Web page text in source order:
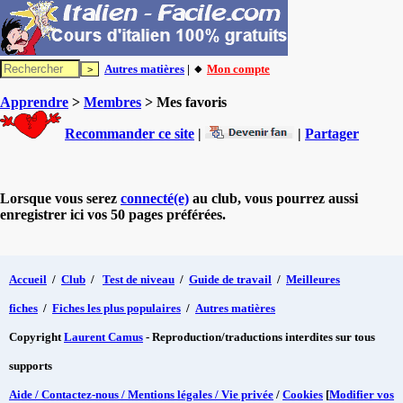
Autres matières | 🔸 Mon compte
Apprendre > Membres > Mes favoris
Recommander ce site | | Partager
Lorsque vous serez connecté(e) au club, vous pourrez aussi
enregistrer ici vos 50 pages préférées.
Accueil / Club / Test de niveau / Guide de travail / Meilleures
fiches / Fiches les plus populaires / Autres matières
CopyrightLaurent Camus - Reproduction/traductions interdites sur tous
supports
Aide / Contactez-nous / Mentions légales / Vie privée / Cookies [Modifier vos